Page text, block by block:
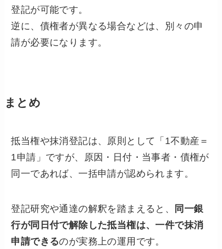
登記が可能です。
逆に、債権者が異なる場合などは、別々の申
請が必要になります。
まとめ
抵当権や抹消登記は、原則として「1不動産＝
1申請」ですが、原因・日付・当事者・債権が
同一であれば、一括申請が認められます。
登記研究や通達の解釈を踏まえると、
同一銀
行が同日付で解除した抵当権は、一件で抹消
申請できるのが実務上の運用です。